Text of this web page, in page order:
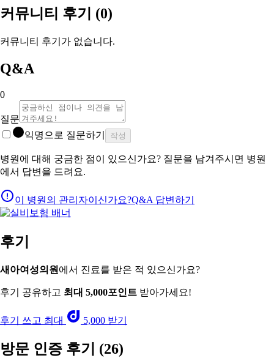
커뮤니티 후기 (0)
커뮤니티 후기가 없습니다.
Q&A
0
질문
익명으로 질문하기
작성
병원에 대해 궁금한 점이 있으신가요? 질문을 남겨주시면 병원
에서 답변을 드려요.
이 병원의 관리자이신가요?Q&A 답변하기
후기
새아여성의원 에서 진료를 받은 적 있으신가요?
후기 공유하고 최대 5,000포인트 받아가세요!
후기 쓰고 최대 5,000 받기
방문 인증 후기 (26)